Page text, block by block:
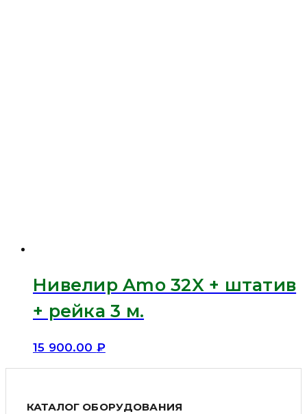
Нивелир Amo 32X + штатив
+ рейка 3 м.
15 900.00 ₽
КАТАЛОГ ОБОРУДОВАНИЯ